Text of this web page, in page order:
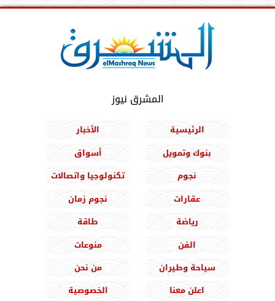
المشرق نيوز
الرئيسية
الأخبار
بنوك وتمويل
أسواق
نجوم
تكنولوجيا واتصالات
عقارات
نجوم زمان
رياضة
طاقة
الفن
منوعات
سياحة وطيران
من نحن
اعلن معنا
الخصوصية